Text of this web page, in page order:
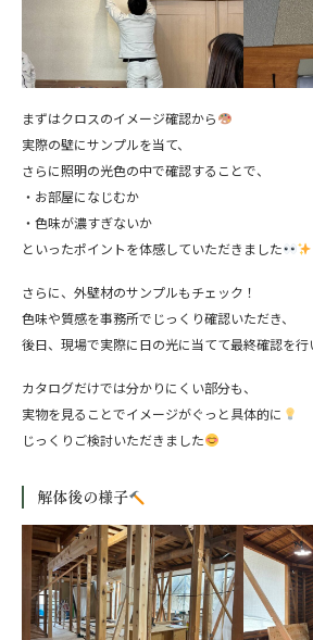
まずはクロスのイメージ確認から
実際の壁にサンプルを当て、
さらに照明の光色の中で確認することで、
・お部屋になじむか
・色味が濃すぎないか
といったポイントを体感していただきました
さらに、外壁材のサンプルもチェック！
色味や質感を事務所でじっくり確認いただき、
後日、現場で実際に日の光に当てて最終確認を行
カタログだけでは分かりにくい部分も、
実物を見ることでイメージがぐっと具体的に
じっくりご検討いただきました
解体後の様子